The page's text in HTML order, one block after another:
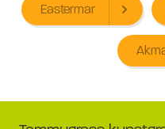
Eastermar